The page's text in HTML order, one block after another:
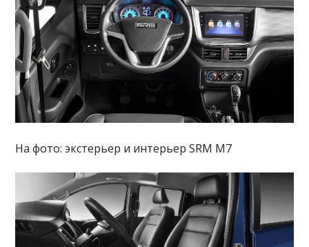
На фото: экстерьер и интерьер SRM M7